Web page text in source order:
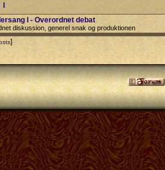
I
I - Overordnet debat
diskussion, generel snak og produktionen
]